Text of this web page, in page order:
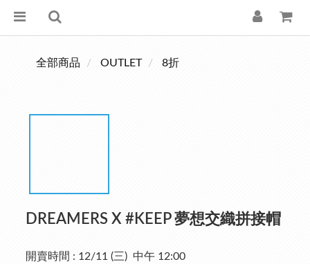
全部商品 OUTLET 8折
DREAMERS X #KEEP 夢想交織拼接帽
開賣時間 : 12/11 (三)  中午 12:00